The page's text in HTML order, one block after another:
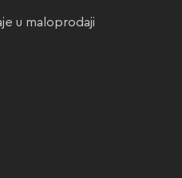
u maloprodaji